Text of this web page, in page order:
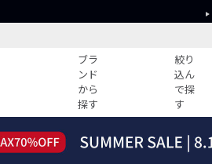
ブラ
ンド
から
探す
絞り
込ん
で探
す
すべての記事